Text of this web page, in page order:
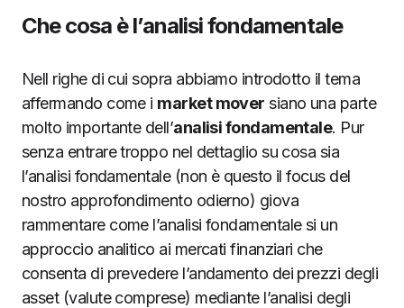
Che cosa è l’analisi fondamentale
Nell righe di cui sopra abbiamo introdotto il tema
affermando come i market mover siano una parte
molto importante dell’analisi fondamentale. Pur
senza entrare troppo nel dettaglio su cosa sia
l’analisi fondamentale (non è questo il focus del
nostro approfondimento odierno) giova
rammentare come l’analisi fondamentale si un
approccio analitico ai mercati finanziari che
consenta di prevedere l’andamento dei prezzi degli
asset (valute comprese) mediante l’analisi degli